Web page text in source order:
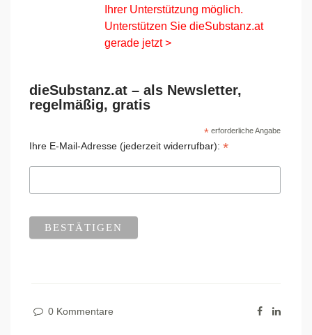
Ihrer Unterstützung möglich.
Unterstützen Sie dieSubstanz.at
gerade jetzt >
dieSubstanz.at – als Newsletter,
regelmäßig, gratis
*erforderliche Angabe
Ihre E-Mail-Adresse (jederzeit widerrufbar): *
0 Kommentare